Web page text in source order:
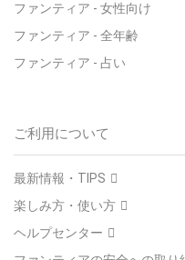
ファンティア - 女性向け
ファンティア - 全年齢
ファンティア - 占い
ご利用について
最新情報・TIPS
楽しみ方・使い方
ヘルプセンター